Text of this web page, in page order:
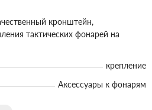
кронштейн,
тактических фонарей на
крепление
Аксессуары к фонарям